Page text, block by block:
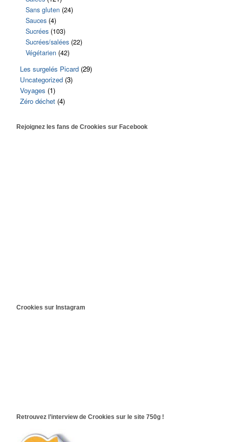
Sans gluten (24)
Sauces (4)
Sucrées (103)
Sucrées/salées (22)
Végétarien (42)
Les surgelés Picard (29)
Uncategorized (3)
Voyages (1)
Zéro déchet (4)
Rejoignez les fans de Crookies sur Facebook
Crookies sur Instagram
Retrouvez l’interview de Crookies sur le site 750g !